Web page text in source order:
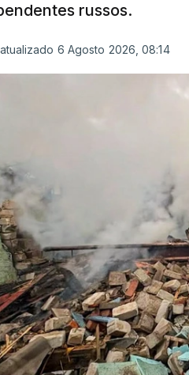
russos.
atualizado 6 Agosto 2026, 08:14